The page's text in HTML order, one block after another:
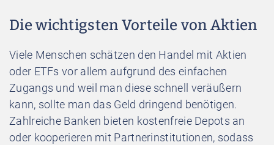
Die wichtigsten Vorteile von Aktien
Viele Menschen schätzen den Handel mit Aktien
oder ETFs vor allem aufgrund des einfachen
Zugangs und weil man diese schnell veräußern
kann, sollte man das Geld dringend benötigen.
Zahlreiche Banken bieten kostenfreie Depots an
oder kooperieren mit Partnerinstitutionen, sodass